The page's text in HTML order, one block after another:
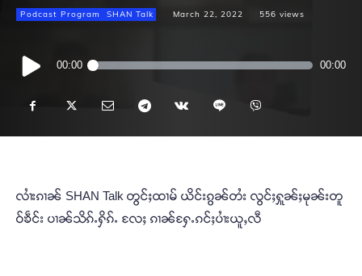
Podcast Program SHAN Talk March 22, 2022 556 views
Audio
Player
00:00 00:00
လၢႆးၵၢၼ် SHAN Talk တွင်ႈထၢမ် ယိင်းၵွၼ်တႆး လွင်ႈႁူၼ်ႈမုၼ်းတူ
ဝ်ၶဵင်း ပၢၼ်သိၵ်ႉႁိၵ်ႉ လႄႈ ၵၢၼ်ႁႄႉၵင်ႈပၢႆးယူႇလီ